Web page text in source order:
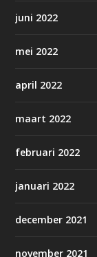
juni 2022
mei 2022
april 2022
maart 2022
februari 2022
januari 2022
december 2021
november 2021